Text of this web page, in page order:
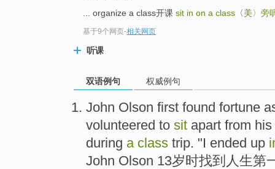
... organize a class开课 sit in on a class 〈美〉旁
基于9个网页-相关网页
听课
双语例句 权威例句
John Olson first found fortune
volunteered to sit apart from his
during a class trip. "I ended up
John Olson 13岁时找到 人生第